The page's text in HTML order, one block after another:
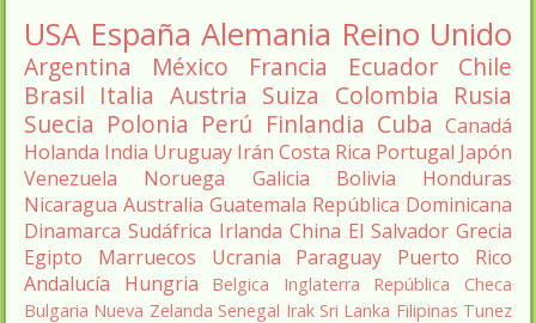
USA España Alemania Reino Unido
Argentina México Francia Ecuador
Chile
Brasil Italia Austria Suiza Colombia Rusia
Suecia Polonia Perú Finlandia Cuba Canadá
Holanda India Uruguay Irán Costa Rica Portugal Japón
Venezuela
Noruega Galicia Bolivia
Honduras
Nicaragua Australia Guatemala República Dominicana
Dinamarca Sudáfrica Irlanda China El Salvador Grecia
Egipto
Marruecos Ucrania Paraguay
Puerto Rico
Andalucía
Hungria Belgica Inglaterra
República Checa
Bulgaria Nueva Zelanda Senegal Irak Sri Lanka Filipinas Tunez